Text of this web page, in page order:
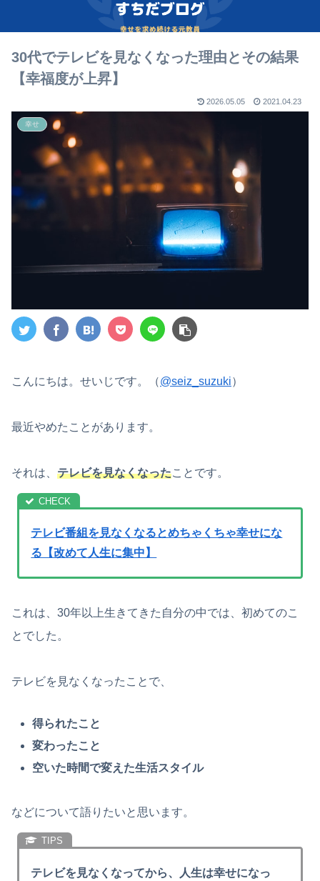
30代でテレビを見なくなった理由とその結果
【幸福度が上昇】
2026.05.05 2021.04.23
幸せ
こんにちは。せいじです。（@seiz_suzuki）
最近やめたことがあります。
それは、 テレビを見なくなったことです。
テレビ番組を見なくなるとめちゃくちゃ幸せにな
る【改めて人生に集中】
これは、30年以上生きてきた自分の中では、初めてのこ
とでした。
テレビを見なくなったことで、
得られたこと
変わったこと
空いた時間で変えた生活スタイル
などについて語りたいと思います。
テレビを見なくなってから、人生は幸せになっ